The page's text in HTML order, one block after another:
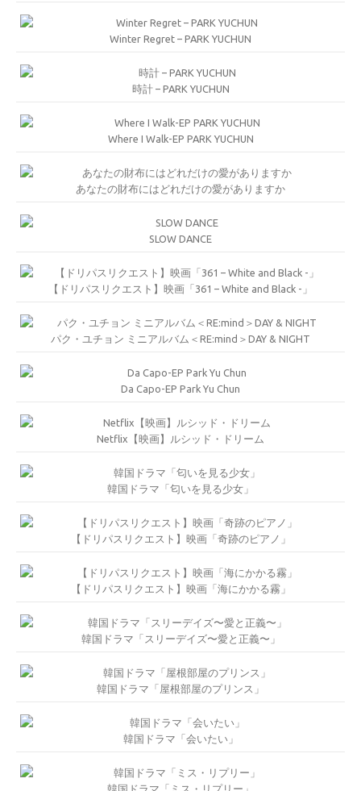
Winter Regret – PARK YUCHUN
時計 – PARK YUCHUN
Where I Walk-EP PARK YUCHUN
あなたの財布にはどれだけの愛がありますか
SLOW DANCE
【ドリパスリクエスト】映画「361 – White and Black -」
パク・ユチョン ミニアルバム＜RE:mind＞DAY & NIGHT
Da Capo-EP Park Yu Chun
Netflix【映画】ルシッド・ドリーム
韓国ドラマ「匂いを見る少女」
【ドリパスリクエスト】映画「奇跡のピアノ」
【ドリパスリクエスト】映画「海にかかる霧」
韓国ドラマ「スリーデイズ〜愛と正義〜」
韓国ドラマ「屋根部屋のプリンス」
韓国ドラマ「会いたい」
韓国ドラマ「ミス・リプリー」